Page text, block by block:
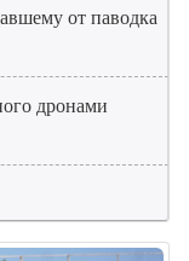
от паводка
дронами